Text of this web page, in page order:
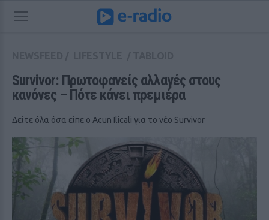
Survivor: Πρωτοφανείς αλλαγές στους
κανόνες – Πότε κάνει πρεμιέρα
Δείτε όλα όσα είπε ο Acun Ilicali για το νέο Survivor